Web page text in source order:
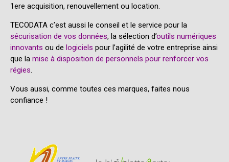
1ere acquisition, renouvellement ou location.
TECODATA c’est aussi le conseil et le service pour la
sécurisation de vos données, la sélection d’outils numériques
innovants ou de logiciels pour l’agilité de votre entreprise ainsi
que la mise à disposition de personnels pour renforcer vos
régies.
Vous aussi, comme toutes ces marques, faites nous
confiance !